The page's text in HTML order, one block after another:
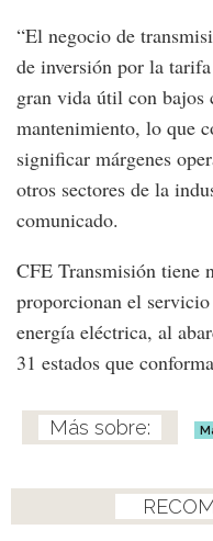
“El negocio de
de inversión por la
gran vida útil con bajos
mantenimiento, lo que
significar márgenes
otros sectores de la
comunicado.
CFE Transmisión tiene
proporcionan el
energía eléctrica, al
31 estados que